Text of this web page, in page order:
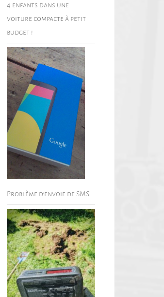
4 enfants dans une
voiture compacte à petit
budget !
Problème d’envoie de SMS